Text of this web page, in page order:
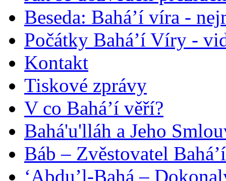
Beseda: Bahá’í víra -
Počátky Bahá’í Víry -
Kontakt
Tiskové zprávy
V co Bahá’í věří?
Bahá'u'lláh a Jeho
Báb – Zvěstovatel
‘Abdu’l-Bahá –